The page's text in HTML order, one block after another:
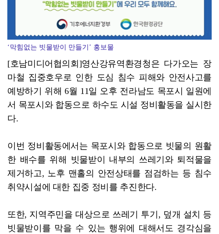
‘막힘없는 빗물받이 만들기’ 홍보물
[호남미디어협의회]영산강유역환경청은 다가오는 장
마철 집중호우로 인한 도심 침수 피해와 안전사고를
예방하기 위해 6월 11일 오후 전라남도 목포시 일원에
서 목포시와 합동으로 하수도 시설 정비활동을 실시한
다.
이번 정비활동에서는 목포시와 합동으로 빗물의 원활
한 배수를 위해 빗물받이 내부의 쓰레기와 퇴적물을
제거하고, 노후 맨홀의 안전상태를 점검하는 등 침수
취약시설에 대한 집중 정비를 추진한다.
또한, 지역주민을 대상으로 쓰레기 투기, 덮개 설치 등
빗물받이를 막을 수 있는 행위에 대해서도 경각심을